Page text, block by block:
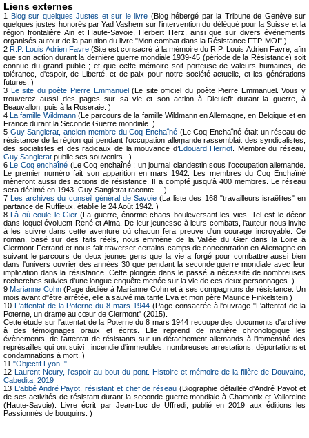
Liens externes
1 Blog sur quelques Justes et sur le livre (Blog hébergé par la Tribune de Genève sur
quelques justes honorés par Yad Vashem sur l'intervention du délégué pour la Suisse et la
région frontalière Ain et Haute-Savoie, Herbert Herz, ainsi que sur divers événements
organisés autour de la parution du livre "Mon combat dans la Résistance FTP-MOI" )
2 R.P. Louis Adrien Favre(Site est consacré à la mémoire du R.P. Louis Adrien Favre, afin
que son action durant la dernière guerre mondiale 1939-45 (période de la Résistance) soit
connue du grand public ; et que cette mémoire soit porteuse de valeurs humaines, de
tolérance, d'espoir, de Liberté, et de paix pour notre société actuelle, et les générations
futures. )
3
Le site du poète Pierre Emmanuel (Le site officiel du poète Pierre Emmanuel. Vous y
trouverez aussi des pages sur sa vie et son action à Dieulefit durant la guerre, à
Beauvallon, puis à la Roseraie. )
4
La famille Wildmann(Le parcours de la famille Wildmann en Allemagne, en Belgique et en
France durant la Seconde Guerre mondiale. )
5 Guy Sanglerat, ancien membre du Coq Enchaîné (Le Coq Enchaîné était un réseau de
résistance de la région qui pendant l'occupation allemande rassemblait des syndicalistes,
des socialistes et des radicaux de la mouvance d’Édouard Herriot . Membre du réseau,
Guy Sanglerat publie ses souvenirs.. )
6
Le Coq enchaîné (Le Coq enchaîné : un journal clandestin sous l'occupation allemande.
Le premier numéro fait son apparition en mars 1942. Les membres du Coq Enchaîné
mèneront aussi des actions de résistance. Il a compté jusqu'à 400 membres. Le réseau
sera décimé en 1943. Guy Sanglerat raconte ... )
7
Les archives du conseil général de Savoie (La liste des 168 "travailleurs israëlites" en
partance de Ruffieux, établie le 24 Août 1942. )
8
Là où coule le Gier(La guerre, énorme chaos bouleversant les vies. Tel est le décor
dans lequel évoluent René et Aima. De leur jeunesse à leurs combats, l'auteur nous invite
à les suivre dans cette aventure où chacun fera preuve d'un courage incroyable. Ce
roman, basé sur des faits réels, nous emmène de la Vallée du Gier dans la Loire à
Clermont-Ferrand et nous fait traverser certains camps de concentration en Allemagne en
suivant le parcours de deux jeunes gens que la vie a forgé pour combattre aussi bien
dans l'univers ouvrier des années 30 que pendant la seconde guerre mondiale avec leur
implication dans la résistance. Cette plongée dans le passé a nécessité de nombreuses
recherches suivies d'une longue enquête menée sur la vie de ces deux personnages. )
9 Marianne Cohn(Page dédiée à Marianne Cohn et à ses compagnons de résistance. Un
mois avant d"être arrêtée, elle a sauvé ma tante Eva et mon père Maurice Finkelstein )
10
L'attentat de la Poterne du 8 mars 1944(Page consacrée à l'ouvrage "L'attentat de la
Poterne, un drame au cœur de Clermont" (2015).
Cette étude sur l'attentat de la Poterne du 8 mars 1944 recoupe des documents d'archive
à des témoignages oraux et écrits. Elle reprend de manière chronologique les
évènements, de l'attentat de résistants sur un détachement allemands à l'immensité des
représailles qui ont suivi : incendie d'immeubles, nombreuses arrestations, déportations et
condamnations à mort. )
11 "Objectif Lyon !"
12
Laurent Neury, l'espoir au bout du pont. Histoire et mémoire de la filière de Douvaine,
Cabedita, 2019
13
L'abbé André Payot, résistant et chef de réseau (Biographie détaillée d'André Payot et
de ses activités de résistant durant la seconde guerre mondiale à Chamonix et Vallorcine
(Haute-Savoie). Livre écrit par Jean-Luc de Uffredi, publié en 2019 aux éditions les
Passionnés de bouquins. )